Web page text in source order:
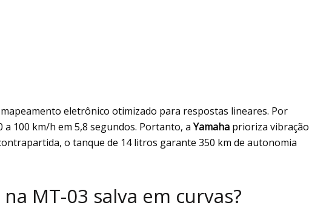
eletrônico otimizado para respostas lineares. Por
100 km/h em 5,8 segundos. Portanto, a Yamaha prioriza vibração
o tanque de 14 litros garante 350 km de autonomia
MT-03 salva em curvas?